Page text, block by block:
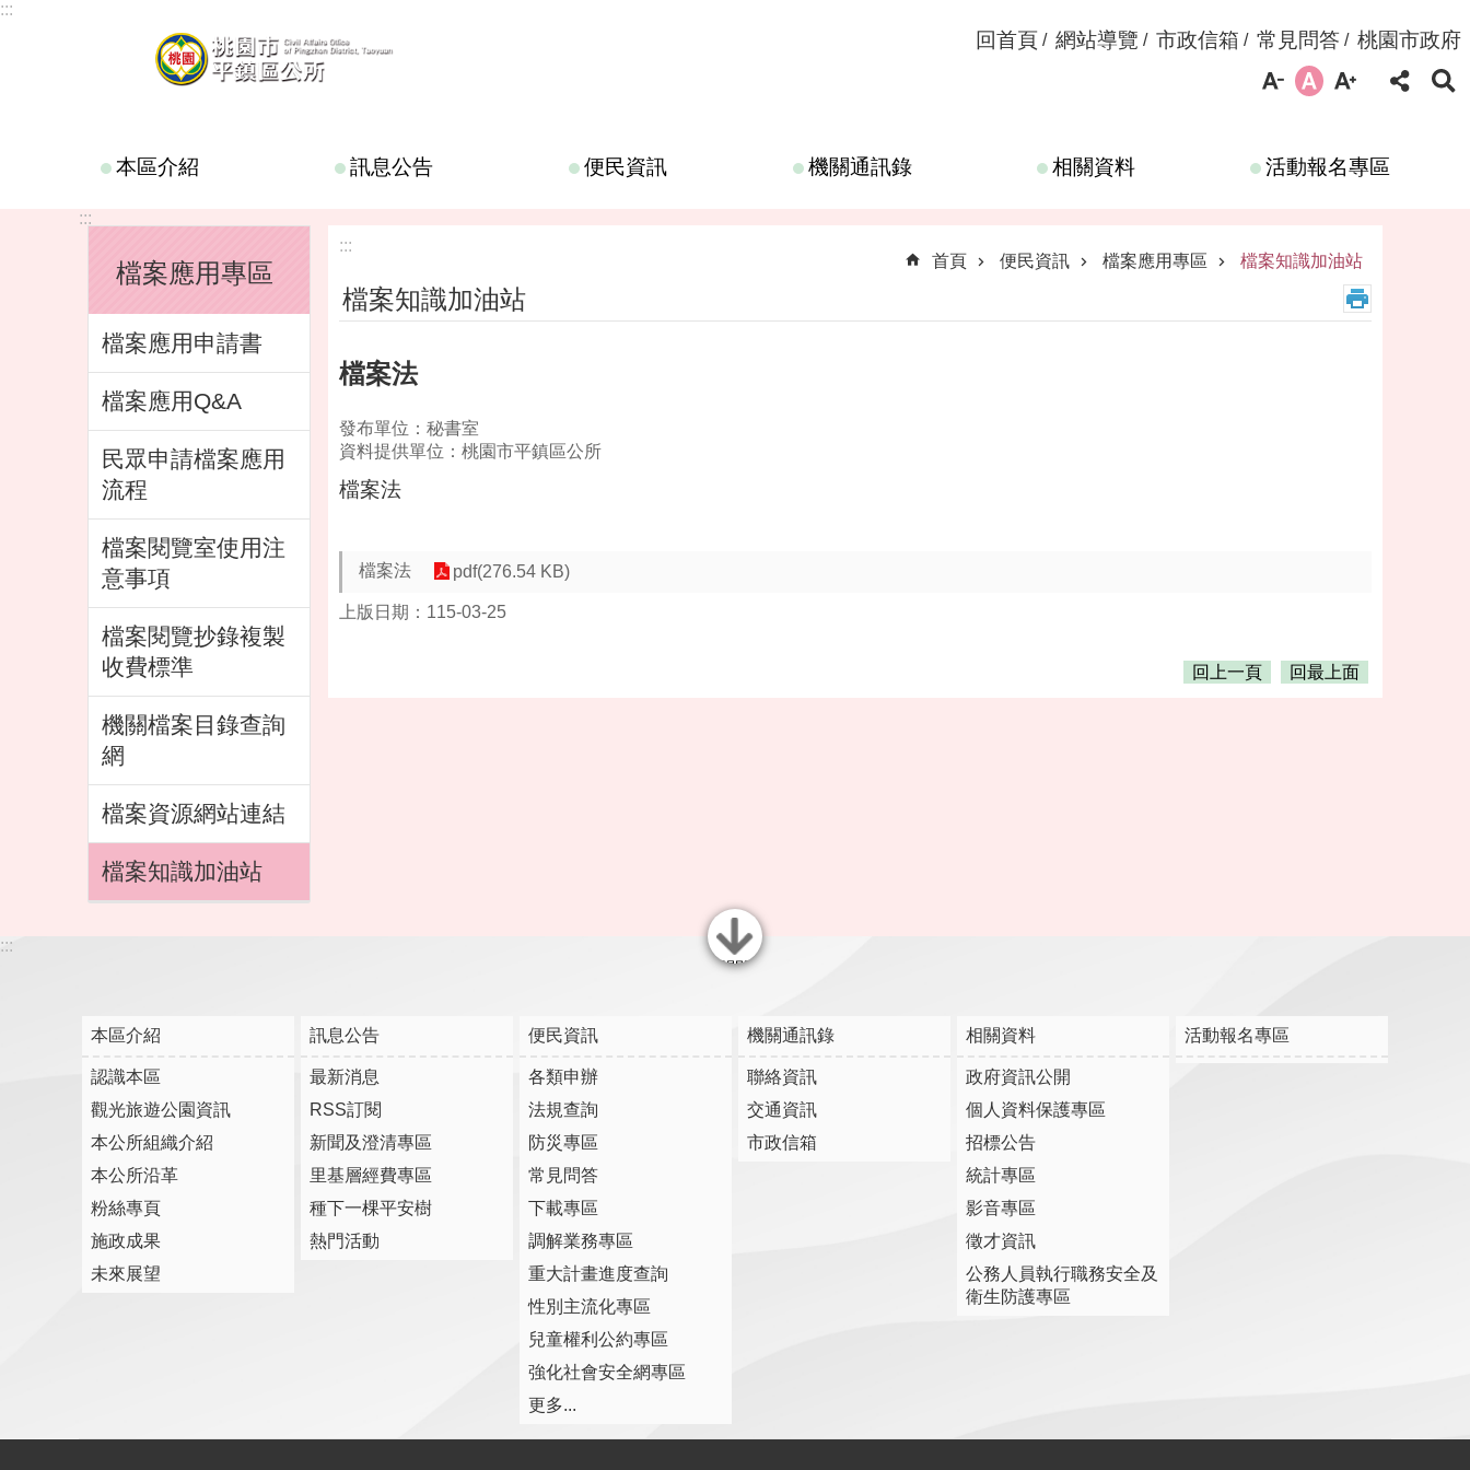
跳到主要內容區塊
:::
回首頁 網站導覽 市政信箱 常見問答 桃園市政府
本區介紹 訊息公告 便民資訊 機關通訊錄 相關資料 活動報名專區
:::
檔案應用專區
檔案應用申請書
檔案應用Q&A
民眾申請檔案應用
流程
檔案閱覽室使用注
意事項
檔案閱覽抄錄複製
收費標準
機關檔案目錄查詢
網
檔案資源網站連結
檔案知識加油站
:::
首頁
便民資訊 檔案應用專區 檔案知識加油站
檔案知識加油站
檔案法
發布單位：秘書室
資料提供單位：桃園市平鎮區公所
檔案法
檔案法 pdf(276.54 KB)
上版日期：115-03-25
回上一頁 回最上面
關閉
:::
本區介紹
認識本區
觀光旅遊公園資訊
本公所組織介紹
本公所沿革
粉絲專頁
施政成果
未來展望
訊息公告
最新消息
RSS訂閱
新聞及澄清專區
里基層經費專區
種下一棵平安樹
熱門活動
便民資訊
各類申辦
法規查詢
防災專區
常見問答
下載專區
調解業務專區
重大計畫進度查詢
性別主流化專區
兒童權利公約專區
強化社會安全網專區
更多...
機關通訊錄
聯絡資訊
交通資訊
市政信箱
相關資料
政府資訊公開
個人資料保護專區
招標公告
統計專區
影音專區
徵才資訊
公務人員執行職務安全及
衛生防護專區
活動報名專區